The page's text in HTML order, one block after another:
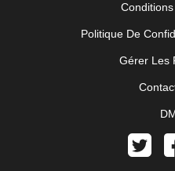
Politique De
Gérer Les